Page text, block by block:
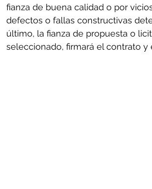
fianza de buena calidad o por
defectos o fallas constructivas
último, la fianza de propuesta o
seleccionado, firmará el contrato y